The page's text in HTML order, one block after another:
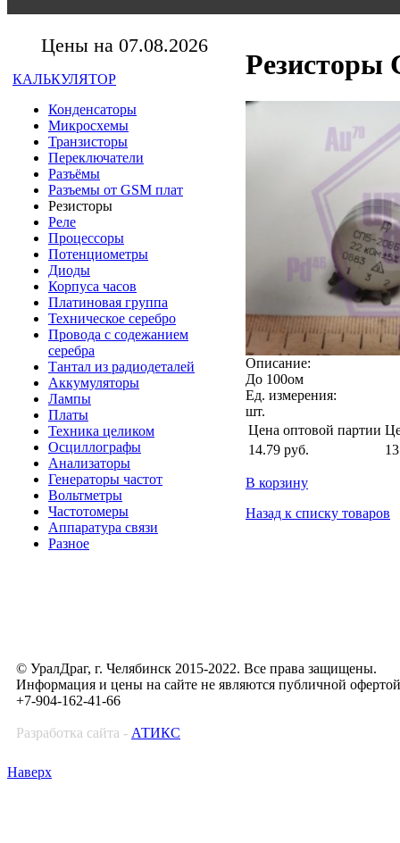
Цены на 07.08.2026
КАЛЬКУЛЯТОР
Конденсаторы
Микросхемы
Транзисторы
Переключатели
Разъёмы
Разъемы от GSM плат
Резисторы
Реле
Процессоры
Потенциометры
Диоды
Корпуса часов
Платиновая группа
Техническое серебро
Провода с содежанием
серебра
Тантал из радиодеталей
Аккумуляторы
Лампы
Платы
Техника целиком
Осциллографы
Анализаторы
Генераторы частот
Вольтметры
Частотомеры
Аппаратура связи
Разное
Резисторы
Описание:
До 100ом
Ед. измерения:
шт.
Цена оптовой партии
14.79 руб.
В корзину
Назад к списку товаров
© УралДраг, г. Челябинск 2015-2022. Все права защищены.
Информация и цены на сайте не являются публичной офертой
+7-904-162-41-66
Разработка сайта - АТИКС
Наверх